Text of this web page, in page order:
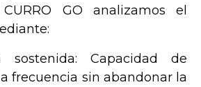
CURRO GO analizamos el
sostenida: Capacidad de
frecuencia sin abandonar la